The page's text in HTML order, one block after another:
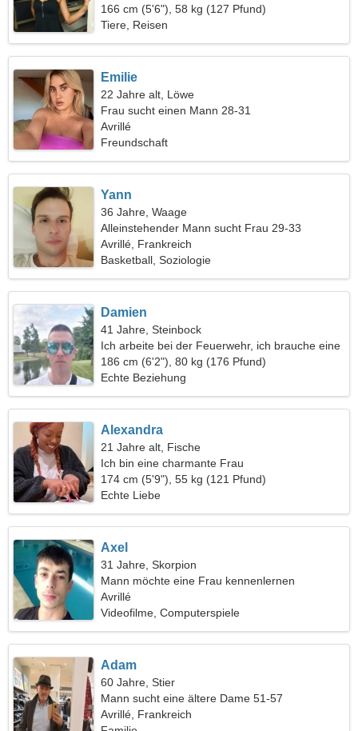
166 cm (5'6"), 58 kg (127 Pfund)
Tiere, Reisen
Emilie
22 Jahre alt, Löwe
Frau sucht einen Mann 28-31
Avrillé
Freundschaft
Yann
36 Jahre, Waage
Alleinstehender Mann sucht Frau 29-33
Avrillé, Frankreich
Basketball, Soziologie
Damien
41 Jahre, Steinbock
Ich arbeite bei der Feuerwehr, ich brauche eine
charmante Frau
186 cm (6'2"), 80 kg (176 Pfund)
Echte Beziehung
Alexandra
21 Jahre alt, Fische
Ich bin eine charmante Frau
174 cm (5'9"), 55 kg (121 Pfund)
Echte Liebe
Axel
31 Jahre, Skorpion
Mann möchte eine Frau kennenlernen
Avrillé
Videofilme, Computerspiele
Adam
60 Jahre, Stier
Mann sucht eine ältere Dame 51-57
Avrillé, Frankreich